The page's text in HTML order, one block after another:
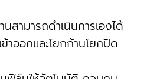
สามารถดำเนินการเองได้
าออกและโยกก้านโยกปิด